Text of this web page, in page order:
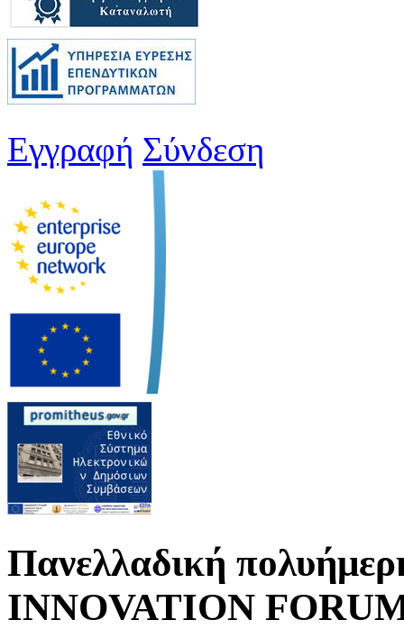
Εγγραφή Σύνδεση
Πανελλαδική
INNOVATION